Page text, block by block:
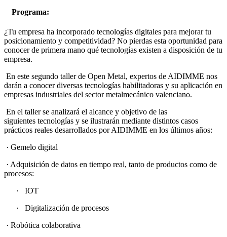
Programa:
¿Tu empresa ha incorporado tecnologías digitales para mejorar tu
posicionamiento y competitividad? No pierdas esta oportunidad para
conocer de primera mano qué tecnologías existen a disposición de tu
empresa.
En este segundo taller de Open Metal, expertos de AIDIMME nos
darán a conocer diversas tecnologías habilitadoras y su aplicación en
empresas industriales del sector metalmecánico valenciano.
En el taller se analizará el alcance y objetivo de las
siguientes tecnologías y se ilustrarán mediante distintos casos
prácticos reales desarrollados por AIDIMME en los últimos años:
· Gemelo digital
· Adquisición de datos en tiempo real, tanto de productos como de
procesos:
· IOT
· Digitalización de procesos
· Robótica colaborativa